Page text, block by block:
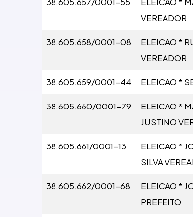
VEREADOR
38.605.658/0001-08
ELEICAO *
VEREADOR
38.605.659/0001-44 ELEICAO *
38.605.660/0001-79
ELEICAO *
JUSTINO
38.605.661/0001-13
ELEICAO *
SILVA
38.605.662/0001-68
ELEICAO *
PREFEITO